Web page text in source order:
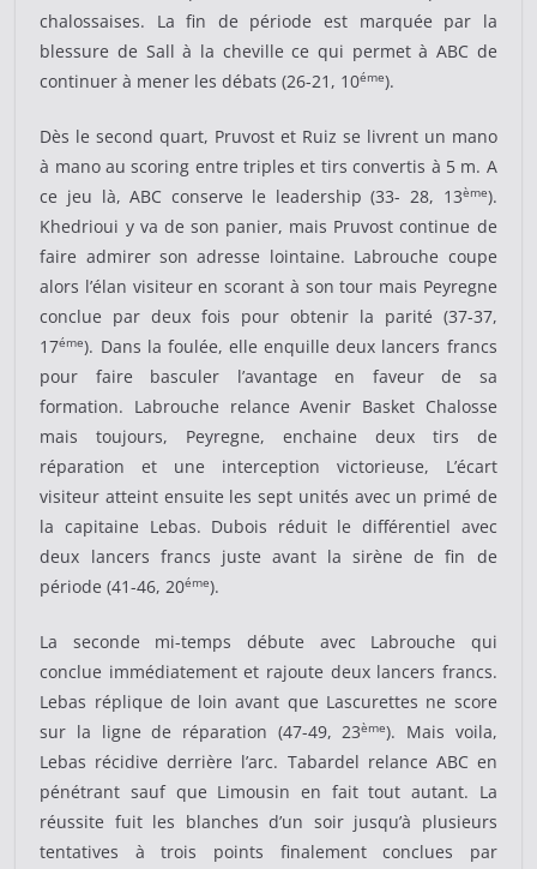
chalossaises. La fin de période est marquée par la
blessure de Sall à la cheville ce qui permet à ABC de
continuer à mener les débats (26-21, 10éme).
Dès le second quart, Pruvost et Ruiz se livrent un mano
à mano au scoring entre triples et tirs convertis à 5 m. A
ce jeu là, ABC conserve le leadership (33- 28, 13ème).
Khedrioui y va de son panier, mais Pruvost continue de
faire admirer son adresse lointaine. Labrouche coupe
alors l’élan visiteur en scorant à son tour mais Peyregne
conclue par deux fois pour obtenir la parité (37-37,
17éme). Dans la foulée, elle enquille deux lancers francs
pour faire basculer l’avantage en faveur de sa
formation. Labrouche relance Avenir Basket Chalosse
mais toujours, Peyregne, enchaine deux tirs de
réparation et une interception victorieuse, L’écart
visiteur atteint ensuite les sept unités avec un primé de
la capitaine Lebas. Dubois réduit le différentiel avec
deux lancers francs juste avant la sirène de fin de
période (41-46, 20éme).
La seconde mi-temps débute avec Labrouche qui
conclue immédiatement et rajoute deux lancers francs.
Lebas réplique de loin avant que Lascurettes ne score
sur la ligne de réparation (47-49, 23ème). Mais voila,
Lebas récidive derrière l’arc. Tabardel relance ABC en
pénétrant sauf que Limousin en fait tout autant. La
réussite fuit les blanches d’un soir jusqu’à plusieurs
tentatives à trois points finalement conclues par